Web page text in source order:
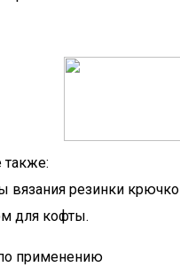
также:
вязания резинки
для кофты.
применению